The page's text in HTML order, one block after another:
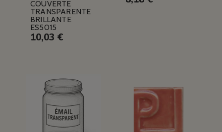
COUVERTE
TRANSPARENTE
BRILLANTE
ES5015
10,03 €